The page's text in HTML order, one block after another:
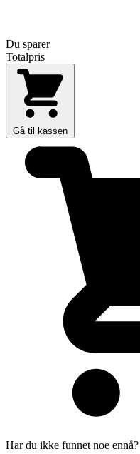
Du sparer
Totalpris
Gå til kassen
Har du ikke funnet noe ennå?